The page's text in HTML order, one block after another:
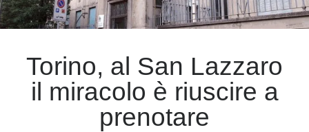
perché?
Torino, al San Lazzaro
il miracolo è riuscire a
prenotare